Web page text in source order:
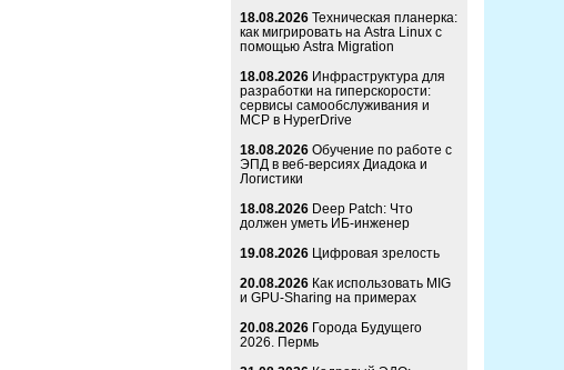
18.08.2026 Техническая планерка:
как мигрировать на Astra Linux с
помощью Astra Migration
18.08.2026 Инфраструктура для
разработки на гиперскорости:
сервисы самообслуживания и
MCP в HyperDrive
18.08.2026 Обучение по работе с
ЭПД в веб-версиях Диадока и
Логистики
18.08.2026 Deep Patch: Что
должен уметь ИБ-инженер
19.08.2026 Цифровая зрелость
20.08.2026 Как использовать MIG
и GPU-Sharing на примерах
20.08.2026 Города Будущего
2026. Пермь